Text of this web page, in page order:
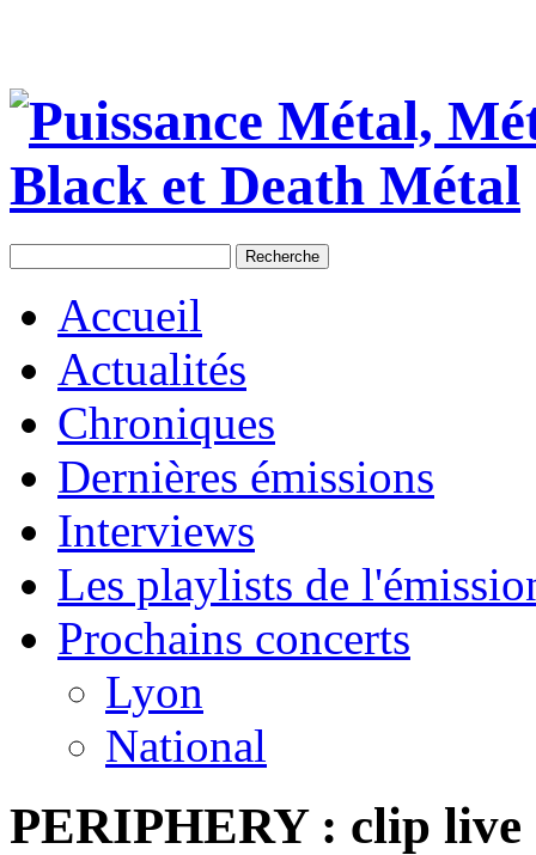
Accueil
Actualités
Chroniques
Dernières émissions
Interviews
Les playlists de
Prochains concerts
Lyon
National
PERIPHERY : clip live